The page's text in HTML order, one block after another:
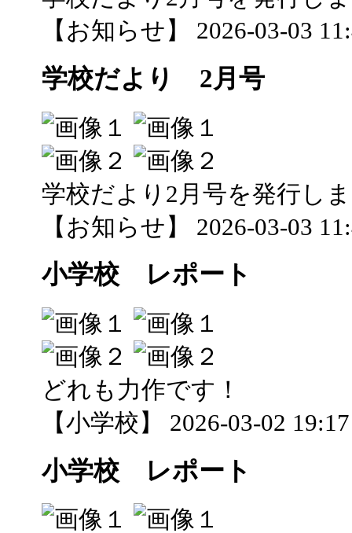
【お知らせ】 2026-03-03
学校だより 2月号
学校だより2月号を発行し
【お知らせ】 2026-03-03
小学校 レポート
どれも力作です！
【小学校】 2026-03-02
小学校 レポート